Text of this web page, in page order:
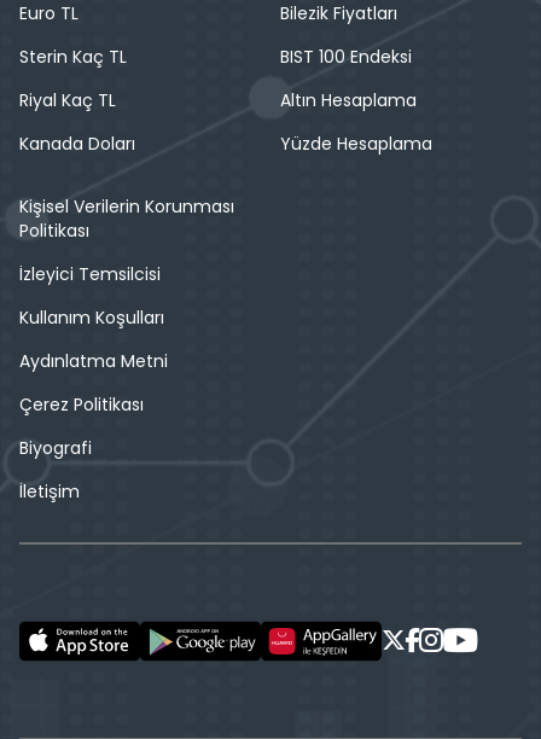
Euro TL
Sterin Kaç TL
Riyal Kaç TL
Kanada Doları
Bilezik Fiyatları
BIST 100 Endeksi
Altın Hesaplama
Yüzde Hesaplama
Kişisel Verilerin Korunması
Politikası
İzleyici Temsilcisi
Kullanım Koşulları
Aydınlatma Metni
Çerez Politikası
Biyografi
İletişim